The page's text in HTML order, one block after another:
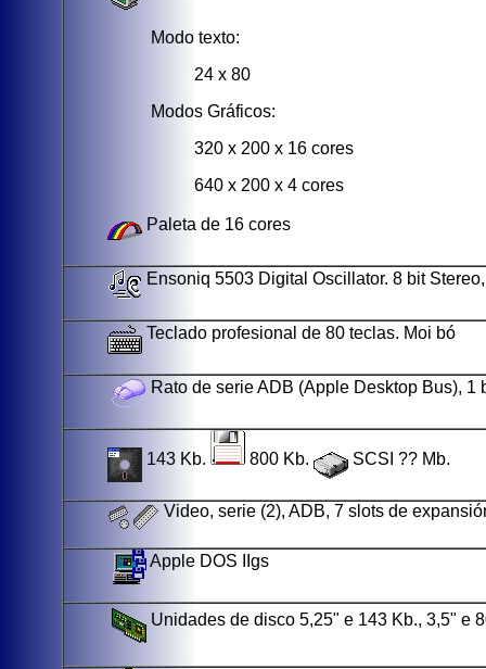
Modo texto:
24 x 80
Modos Gráficos:
320 x 200 x 16 cores
640 x 200 x 4 cores
Paleta de 16 cores
Ensoniq 5503 Digital Oscillator. 8 bit
Teclado profesional de 80 teclas. Moi bó
Rato de serie ADB (Apple Desktop Bus), 1
143 Kb. 800 Kb. SCSI ?? Mb.
Video, serie (2), ADB, 7 slots de
Apple DOS IIgs
Unidades de disco 5,25" e 143 Kb., 3,5" e